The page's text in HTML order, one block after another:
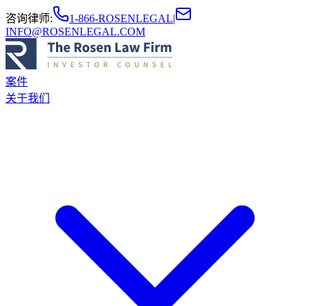
咨询律师: 1-866-ROSENLEGAL|
INFO@ROSENLEGAL.COM
案件
关于我们